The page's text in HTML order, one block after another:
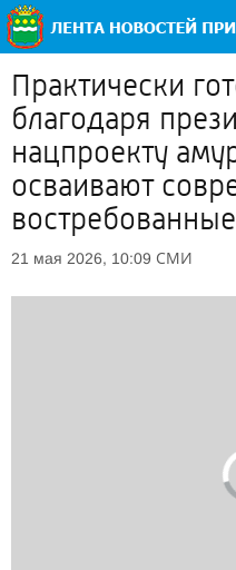
Практически
благодаря
нацпроекту
осваивают
21 мая 2026, 10:09 СМИ